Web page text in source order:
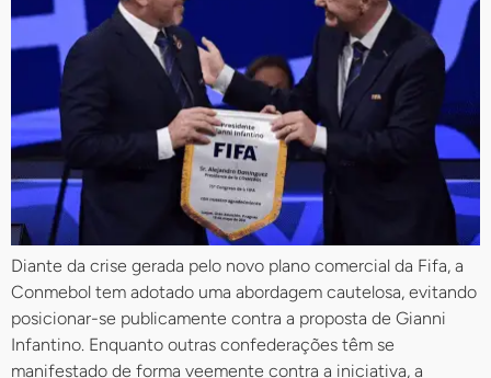
Diante da crise gerada pelo novo plano comercial da Fifa, a
Conmebol tem adotado uma abordagem cautelosa, evitando
posicionar-se publicamente contra a proposta de Gianni
Infantino. Enquanto outras confederações têm se
manifestado de forma veemente contra a iniciativa, a